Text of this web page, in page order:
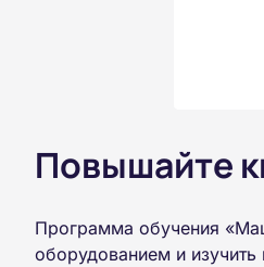
Повышайте
Программа обучения
оборудованием и